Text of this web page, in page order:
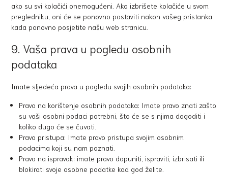
ako su svi kolačići onemogućeni. Ako izbrišete kolačiće u svom
pregledniku, oni će se ponovno postaviti nakon vašeg pristanka
kada ponovno posjetite našu web stranicu.
9. Vaša prava u pogledu osobnih
podataka
Imate sljedeća prava u pogledu svojih osobnih podataka:
Pravo na korištenje osobnih podataka: Imate pravo znati zašto
su vaši osobni podaci potrebni, što će se s njima dogoditi i
koliko dugo će se čuvati.
Pravo pristupa: Imate pravo pristupa svojim osobnim
podacima koji su nam poznati.
Pravo na ispravak: imate pravo dopuniti, ispraviti, izbrisati ili
blokirati svoje osobne podatke kad god želite.